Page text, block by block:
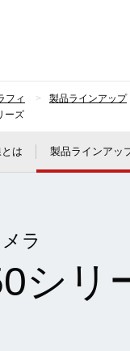
フィ
製品ラインアップ
ーズ
は 製品ラインアッ
ラ
シリ